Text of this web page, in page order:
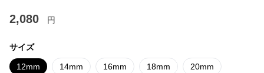
2,080 円
サイズ
12mm 14mm 16mm 18mm 20mm